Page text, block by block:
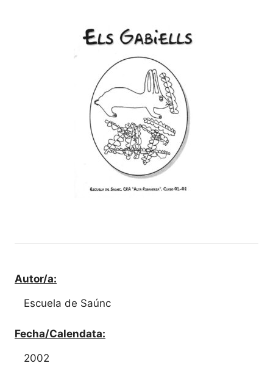
Autor/a:
Escuela de Saúnc
Fecha/Calendata:
2002